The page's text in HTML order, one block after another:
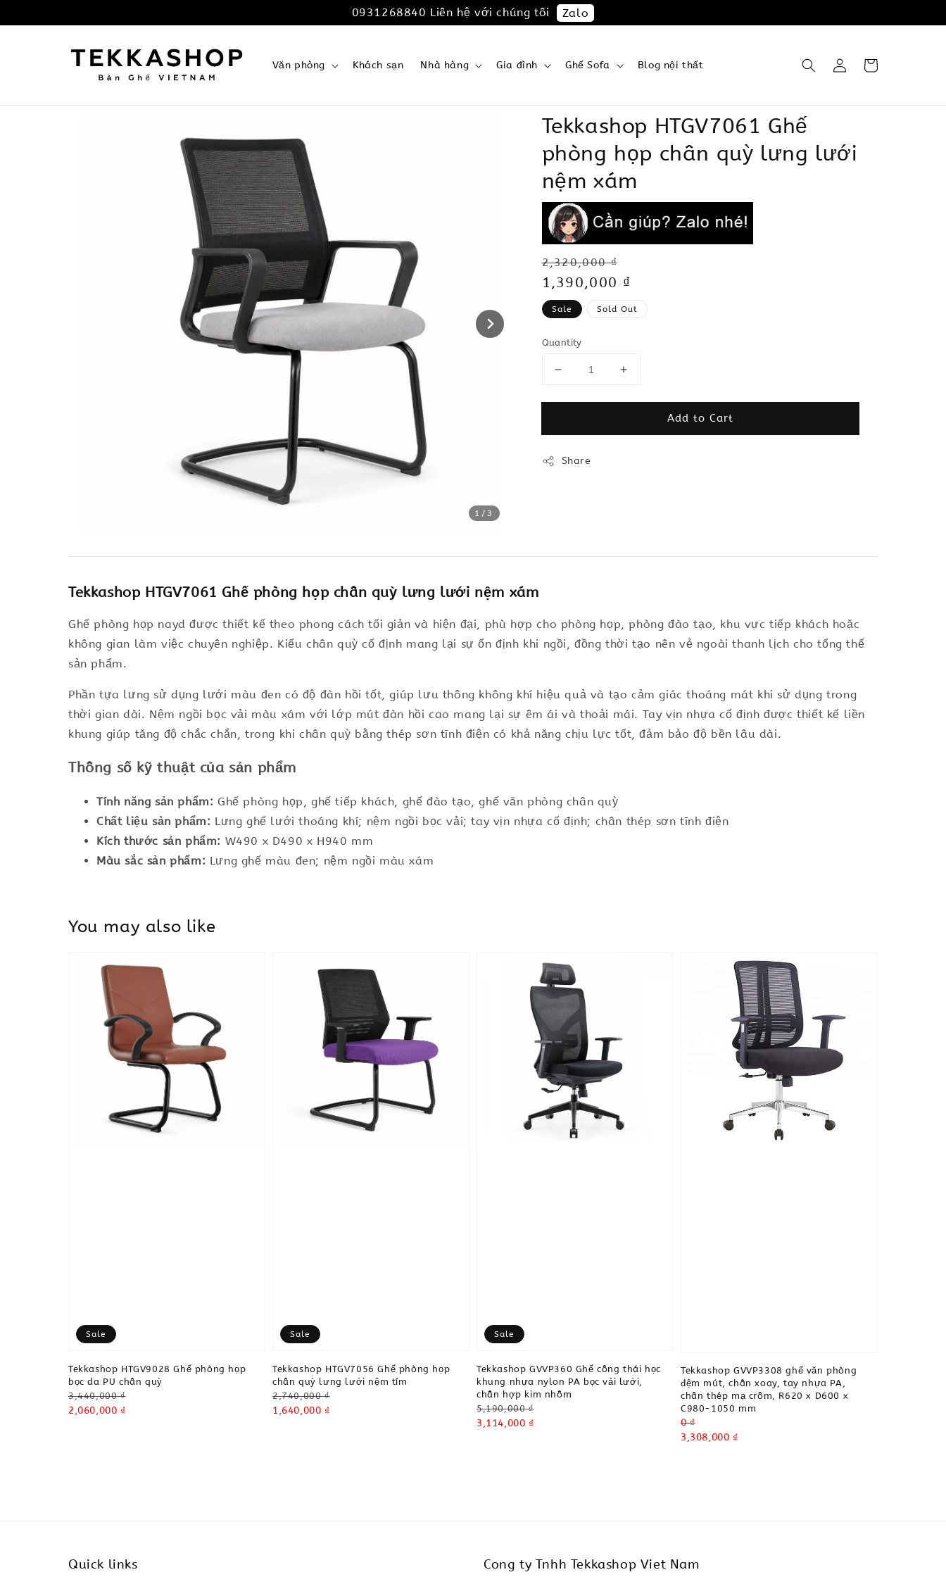
0931268840 Liên hệ với chúng tôi Zalo
Văn phòng Khách sạn Nhà hàng Gia đình Ghế Sofa Blog nội thất
1 /3
Tekkashop HTGV7061 Ghế
phòng họp chân quỳ lưng lưới
nệm xám
Regular
price
2,320,000 ₫
Sale
price
1,390,000 ₫
Sale Sold Out
Quantity
Add to Cart
Share
Tekkashop HTGV7061 Ghế phòng họp chân quỳ lưng lưới nệm xám
Ghế phòng họp nayd được thiết kế theo phong cách tối giản và hiện đại, phù hợp cho phòng họp, phòng đào tạo, khu vực tiếp khách hoặc
không gian làm việc chuyên nghiệp. Kiểu chân quỳ cố định mang lại sự ổn định khi ngồi, đồng thời tạo nên vẻ ngoài thanh lịch cho tổng thể
sản phẩm.
Phần tựa lưng sử dụng lưới màu đen có độ đàn hồi tốt, giúp lưu thông không khí hiệu quả và tạo cảm giác thoáng mát khi sử dụng trong
thời gian dài. Nệm ngồi bọc vải màu xám với lớp mút đàn hồi cao mang lại sự êm ái và thoải mái. Tay vịn nhựa cố định được thiết kế liền
khung giúp tăng độ chắc chắn, trong khi chân quỳ bằng thép sơn tĩnh điện có khả năng chịu lực tốt, đảm bảo độ bền lâu dài.
Thông số kỹ thuật của sản phẩm
Tính năng sản phẩm: Ghế phòng họp, ghế tiếp khách, ghế đào tạo, ghế văn phòng chân quỳ
Chất liệu sản phẩm: Lưng ghế lưới thoáng khí; nệm ngồi bọc vải; tay vịn nhựa cố định; chân thép sơn tĩnh điện
Kích thước sản phẩm: W490 x D490 x H940 mm
Màu sắc sản phẩm: Lưng ghế màu đen; nệm ngồi màu xám
You may also like
Sale
Tekkashop HTGV9028 Ghế phòng họp
bọc da PU chân quỳ
Regular
price
3,440,000 ₫
Sale
2,060,000 ₫
Sale
Tekkashop HTGV7056 Ghế phòng họp
chân quỳ lưng lưới nệm tím
Regular
price
2,740,000 ₫
Sale
1,640,000 ₫
Sale
Tekkashop GVVP360 Ghế công thái học
khung nhựa nylon PA bọc vải lưới,
chân hợp kim nhôm
Regular
price
5,190,000 ₫
Sale
3,114,000 ₫
Tekkashop GVVP3308 ghế văn phòng
đệm mút, chân xoay, tay nhựa PA,
chân thép mạ crôm, R620 x D600 x
C980-1050 mm
Regular
price
0 ₫
Sale
3,308,000 ₫
Quick links Cong ty Tnhh Tekkashop Viet Nam